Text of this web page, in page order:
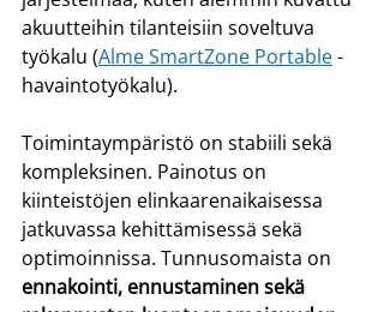
akuutteihin tilanteisiin soveltuva
työkalu (Alme SmartZone Portable -
havaintotyökalu).
Toimintaympäristö on stabiili sekä
kompleksinen. Painotus on
kiinteistöjen elinkaarenaikaisessa
jatkuvassa kehittämisessä sekä
optimoinnissa. Tunnusomaista on
ennakointi, ennustaminen sekä